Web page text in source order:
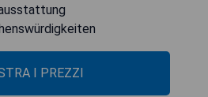
I PREZZI